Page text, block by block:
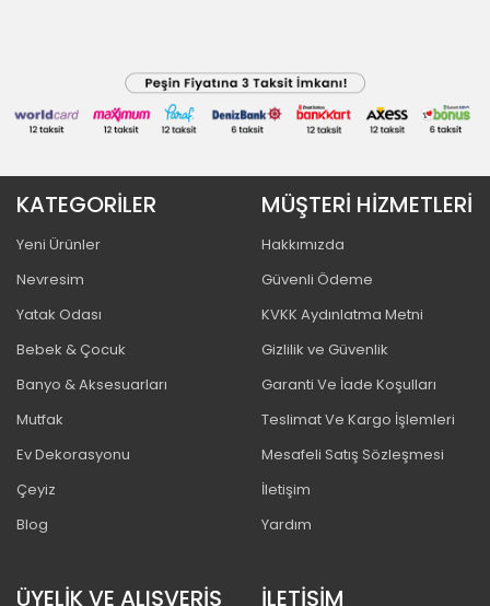
KATEGORİLER
Yeni Ürünler
Nevresim
Yatak Odası
Bebek & Çocuk
Banyo & Aksesuarları
Mutfak
Ev Dekorasyonu
Çeyiz
Blog
MÜŞTERİ HİZMETLERİ
Hakkımızda
Güvenli Ödeme
KVKK Aydınlatma Metni
Gizlilik ve Güvenlik
Garanti Ve İade Koşulları
Teslimat Ve Kargo İşlemleri
Mesafeli Satış Sözleşmesi
İletişim
Yardım
ÜYELİK VE ALIŞVERİŞ İLETİŞİM